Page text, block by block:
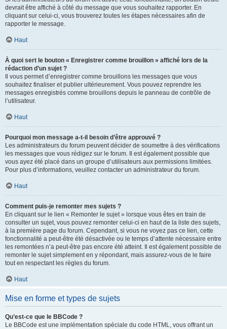
devrait être affiché à côté du message que vous souhaitez rapporter. En
cliquant sur celui-ci, vous trouverez toutes les étapes nécessaires afin de
rapporter le message.
Haut
À quoi sert le bouton « Enregistrer comme brouillon » affiché lors de la
rédaction d’un sujet ?
Il vous permet d’enregistrer comme brouillons les messages que vous
souhaitez finaliser et publier ultérieurement. Vous pouvez reprendre les
messages enregistrés comme brouillons depuis le panneau de contrôle de
l’utilisateur.
Haut
Pourquoi mon message a-t-il besoin d’être approuvé ?
Les administrateurs du forum peuvent décider de soumettre à des vérifications
les messages que vous rédigez sur le forum. Il est également possible que
vous ayez été placé dans un groupe d’utilisateurs aux permissions limitées.
Pour plus d’informations, veuillez contacter un administrateur du forum.
Haut
Comment puis-je remonter mes sujets ?
En cliquant sur le lien « Remonter le sujet » lorsque vous êtes en train de
consulter un sujet, vous pouvez remonter celui-ci en haut de la liste des sujets,
à la première page du forum. Cependant, si vous ne voyez pas ce lien, cette
fonctionnalité a peut-être été désactivée ou le temps d’attente nécessaire entre
les remontées n’a peut-être pas encore été atteint. Il est également possible de
remonter le sujet simplement en y répondant, mais assurez-vous de le faire
tout en respectant les règles du forum.
Haut
Mise en forme et types de sujets
Qu’est-ce que le BBCode ?
Le BBCode est une implémentation spéciale du code HTML, vous offrant un